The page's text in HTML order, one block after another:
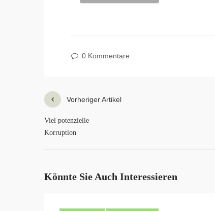
0 Kommentare
Vorheriger Artikel
Viel potenzielle
Korruption
Könnte Sie Auch Interessieren